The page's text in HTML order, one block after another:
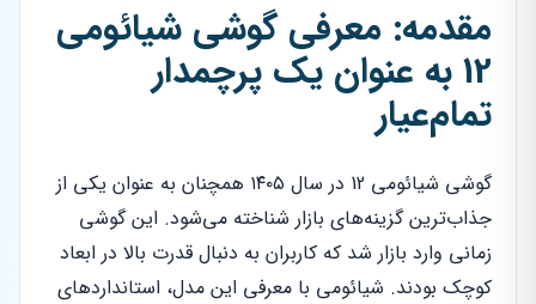
مقدمه: معرفی گوشی شیائومی
12 به عنوان یک پرچمدار
تمام‌عیار
گوشی شیائومی 12 در سال ۱۴۰۵ همچنان به عنوان یکی از
جذاب‌ترین گزینه‌های بازار شناخته می‌شود. این گوشی
زمانی وارد بازار شد که کاربران به دنبال قدرت بالا در ابعاد
کوچک بودند. شیائومی با معرفی این مدل، استانداردهای